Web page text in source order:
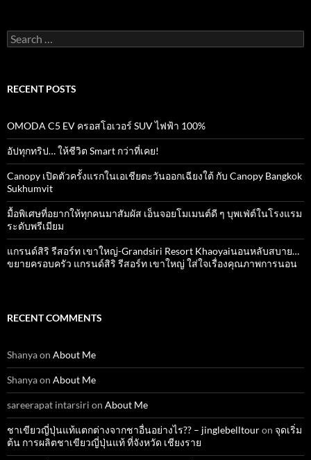
Search
for:
RECENT POSTS
OMODA C5 EV ครอสโอเวอร์ SUV ไฟฟ้า 100%
อัปทุกทริป… ให้ชีวิต Smart กว่าที่เคย!
Canopy เปิดตัวครั้งแรกในเอเชียตะวันออกเฉียงใต้ กับ Canopy Bangkok
Sukhumvit
มื้อพิเศษที่อยากให้ทุกคนมาสัมผัส เอ็นจอยโมเมนต์ดี ๆ บุพเฟ่ต์ในโรงแรม
ระดับพรีเมียม
แกรนด์สิริ​ รีสอร์ท​ เขาใหญ่​-Grandsiri​ Resort​ Khaoyaiนอนหลับสบาย…
ขยายครอบครัว แกรนด์สิริ รีสอร์ท เขาใหญ่ ใส่ใจเรื่องคุณภาพการนอน
RECENT COMMENTS
Shanyaon About Me
Shanyaon About Me
sareerapat intarsiri on About Me
ชาเขียวญี่ปุ่นแท้แตกต่างจากชาอื่นอย่างไร?? – jinglebelltouron จุดเริ่ม
ต้น การผลิตชาเขียวญี่ปุ่นแท้ ที่จังหวัด เชียงราย